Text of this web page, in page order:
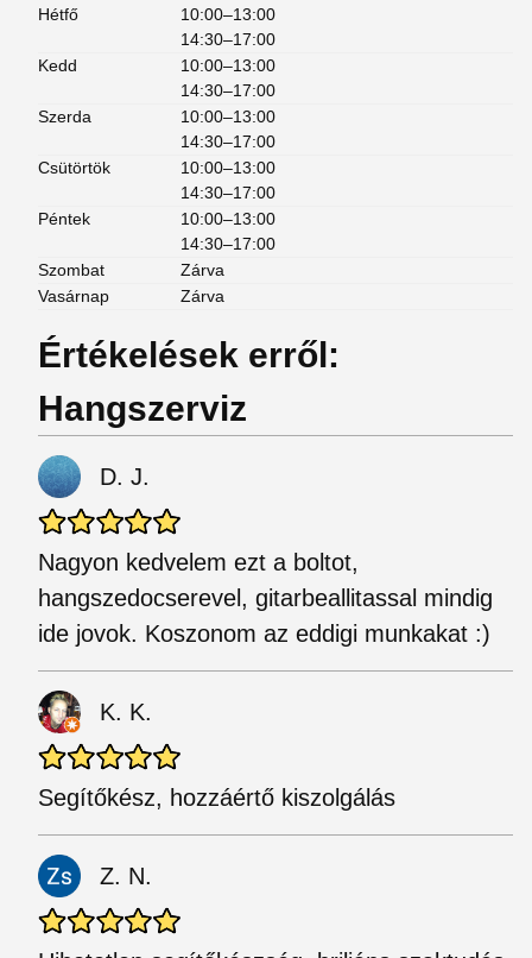
Hétfő
10:00–13:00
14:30–17:00
Kedd
10:00–13:00
14:30–17:00
Szerda
10:00–13:00
14:30–17:00
Csütörtök
10:00–13:00
14:30–17:00
Péntek
10:00–13:00
14:30–17:00
Szombat
Zárva
Vasárnap
Zárva
Értékelések erről:
Hangszerviz
D. J.
Nagyon kedvelem ezt a boltot,
hangszedocserevel, gitarbeallitassal mindig
ide jovok. Koszonom az eddigi munkakat :)
K. K.
Segítőkész, hozzáértő kiszolgálás
Z. N.